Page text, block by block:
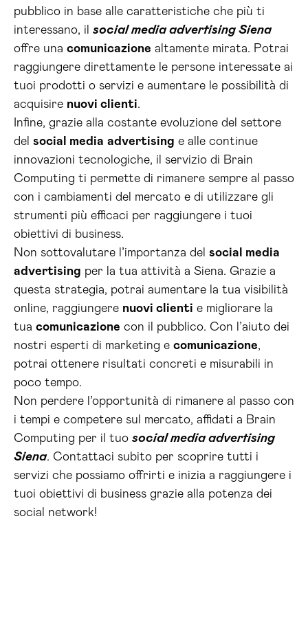
pubblico in base alle caratteristiche che più ti
interessano, il social media advertising Siena
offre una comunicazione altamente mirata. Potrai
raggiungere direttamente le persone interessate ai
tuoi prodotti o servizi e aumentare le possibilità di
acquisire nuovi clienti.
Infine, grazie alla costante evoluzione del settore
del social media advertising e alle continue
innovazioni tecnologiche, il servizio di Brain
Computing ti permette di rimanere sempre al passo
con i cambiamenti del mercato e di utilizzare gli
strumenti più efficaci per raggiungere i tuoi
obiettivi di business.
Non sottovalutare l’importanza del social media
advertising per la tua attività a Siena. Grazie a
questa strategia, potrai aumentare la tua visibilità
online, raggiungere nuovi clienti e migliorare la
tua comunicazione con il pubblico. Con l’aiuto dei
nostri esperti di marketing e comunicazione,
potrai ottenere risultati concreti e misurabili in
poco tempo.
Non perdere l’opportunità di rimanere al passo con
i tempi e competere sul mercato, affidati a Brain
Computing per il tuo social media advertising
Siena. Contattaci subito per scoprire tutti i
servizi che possiamo offrirti e inizia a raggiungere i
tuoi obiettivi di business grazie alla potenza dei
social network!